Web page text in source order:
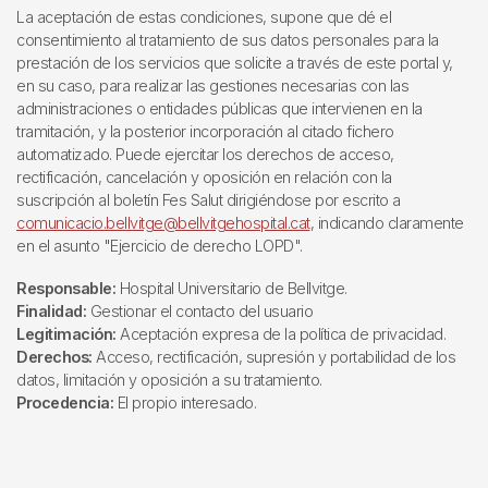
La aceptación de estas condiciones, supone que dé el
consentimiento al tratamiento de sus datos personales para la
prestación de los servicios que solicite a través de este portal y,
en su caso, para realizar las gestiones necesarias con las
administraciones o entidades públicas que intervienen en la
tramitación, y la posterior incorporación al citado fichero
automatizado. Puede ejercitar los derechos de acceso,
rectificación, cancelación y oposición en relación con la
suscripción al boletín Fes Salut dirigiéndose por escrito a
comunicacio.bellvitge@bellvitgehospital.cat, indicando claramente
en el asunto "Ejercicio de derecho LOPD".
Responsable: Hospital Universitario de Bellvitge.
Finalidad: Gestionar el contacto del usuario
Legitimación: Aceptación expresa de la política de privacidad.
Derechos: Acceso, rectificación, supresión y portabilidad de los
datos, limitación y oposición a su tratamiento.
Procedencia: El propio interesado.